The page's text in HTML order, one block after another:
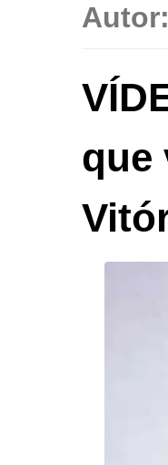
Autor:
que